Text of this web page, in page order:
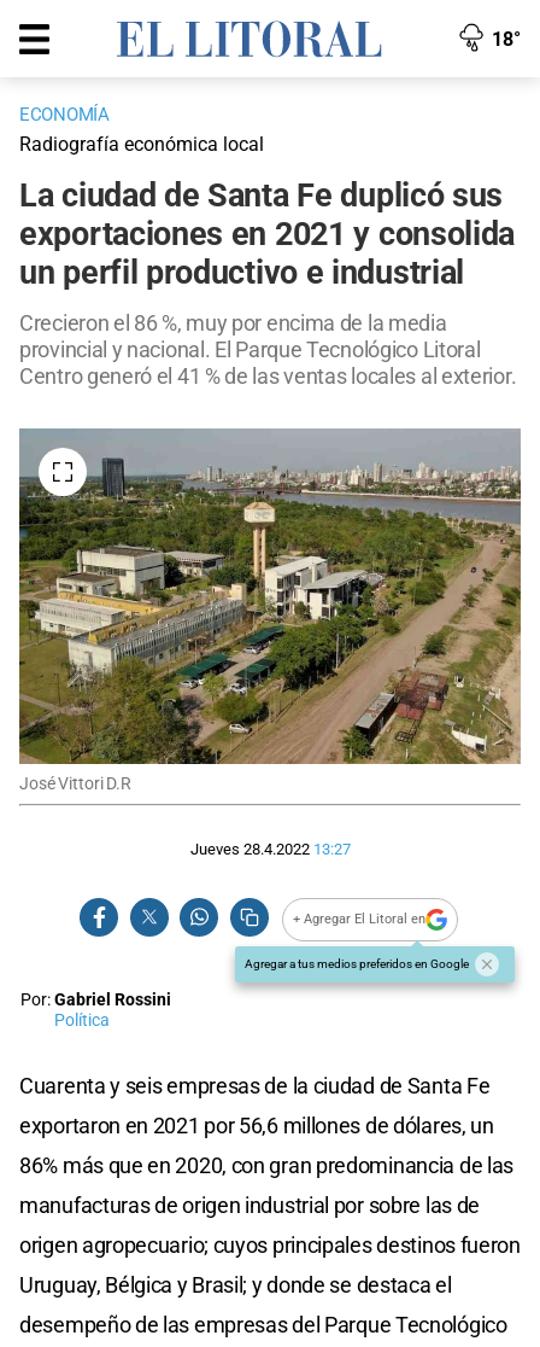
18°
ECONOMÍA
Radiografía económica local
La ciudad de Santa Fe duplicó sus
exportaciones en 2021 y consolida
un perfil productivo e industrial
Crecieron el 86 %, muy por encima de la media
provincial y nacional. El Parque Tecnológico Litoral
Centro generó el 41 % de las ventas locales al exterior.
José Vittori D.R
Jueves 28.4.2022 13:27
+ Agregar El Litoral en
Agregar a tus medios preferidos en Google
Por:Gabriel Rossini
Política
Cuarenta y seis empresas de la ciudad de Santa Fe
exportaron en 2021 por 56,6 millones de dólares, un
86% más que en 2020, con gran predominancia de las
manufacturas de origen industrial por sobre las de
origen agropecuario; cuyos principales destinos fueron
Uruguay, Bélgica y Brasil; y donde se destaca el
desempeño de las empresas del Parque Tecnológico